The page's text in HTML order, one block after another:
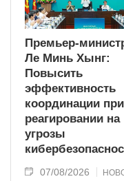
Премьер-
Ле Минь Хынг:
Повысить
эффективность
координации при
реагировании на
угрозы
07/08/2026